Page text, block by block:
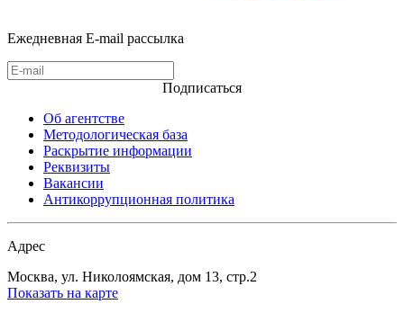
Ежедневная E-mail рассылка
Подписаться
Об агентстве
Методологическая база
Раскрытие информации
Реквизиты
Вакансии
Антикоррупционная политика
Адрес
Москва, ул. Николоямская, дом 13, стр.2
Показать на карте